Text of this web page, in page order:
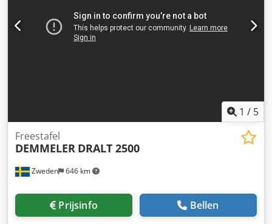
1 / 5
Zweden 646 km
Freestafel
DEMMELER DRALT 2500
Prijsinfo Bellen